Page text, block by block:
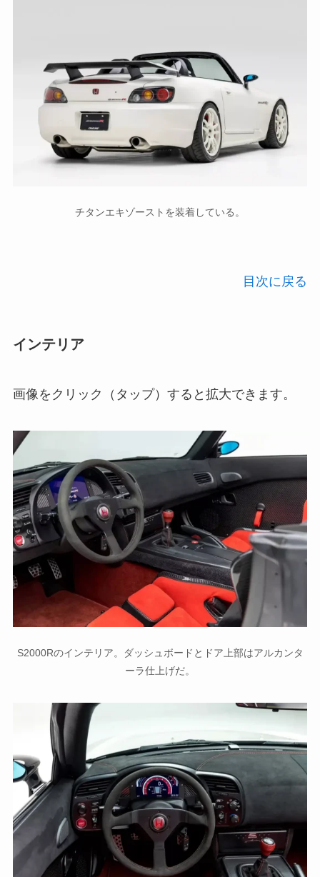
チタンエキゾーストを装着している。
目次に戻る
インテリア
画像をクリック（タップ）すると拡大できます。
S2000Rのインテリア。ダッシュボードとドア上部はアルカンタ
ーラ仕上げだ。